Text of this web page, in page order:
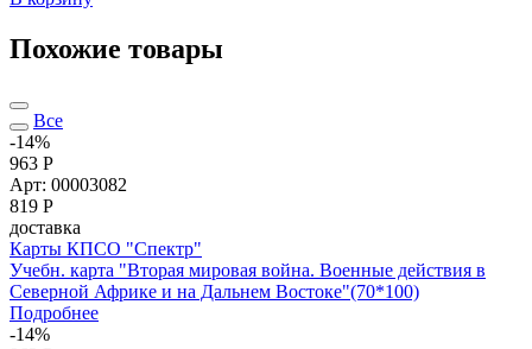
Похожие товары
Все
-14%
963 Р
Арт: 00003082
819 Р
доставка
Карты КПСО "Спектр"
Учебн. карта "Вторая мировая война. Военные действия в
Северной Африке и на Дальнем Востоке"(70*100)
Подробнее
-14%